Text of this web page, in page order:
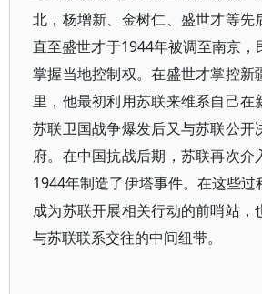
北，杨增新、金树仁、盛世才等先
直至盛世才于1944年被调至南京，
掌握当地控制权。在盛世才掌控新
里，他最初利用苏联来维系自己在
苏联卫国战争爆发后又与苏联公开
府。在中国抗战后期，苏联再次介
1944年制造了伊塔事件。在这些过
成为苏联开展相关行动的前哨站，
与苏联联系交往的中间纽带。